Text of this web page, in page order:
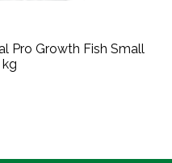
Pro Growth Fish Small